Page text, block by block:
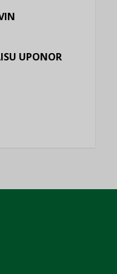
UPONOR